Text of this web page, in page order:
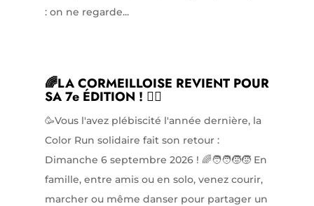
: on ne regarde...
🌈LA CORMEILLOISE REVIENT POUR
SA 7e ÉDITION ! 🏃‍♀️
🥳Vous l'avez plébiscité l'année dernière, la
Color Run solidaire fait son retour :
Dimanche 6 septembre 2026 ! 🌈🧑‍🧑‍🧒‍🧒 En
famille, entre amis ou en solo, venez courir,
marcher ou même danser pour partager un